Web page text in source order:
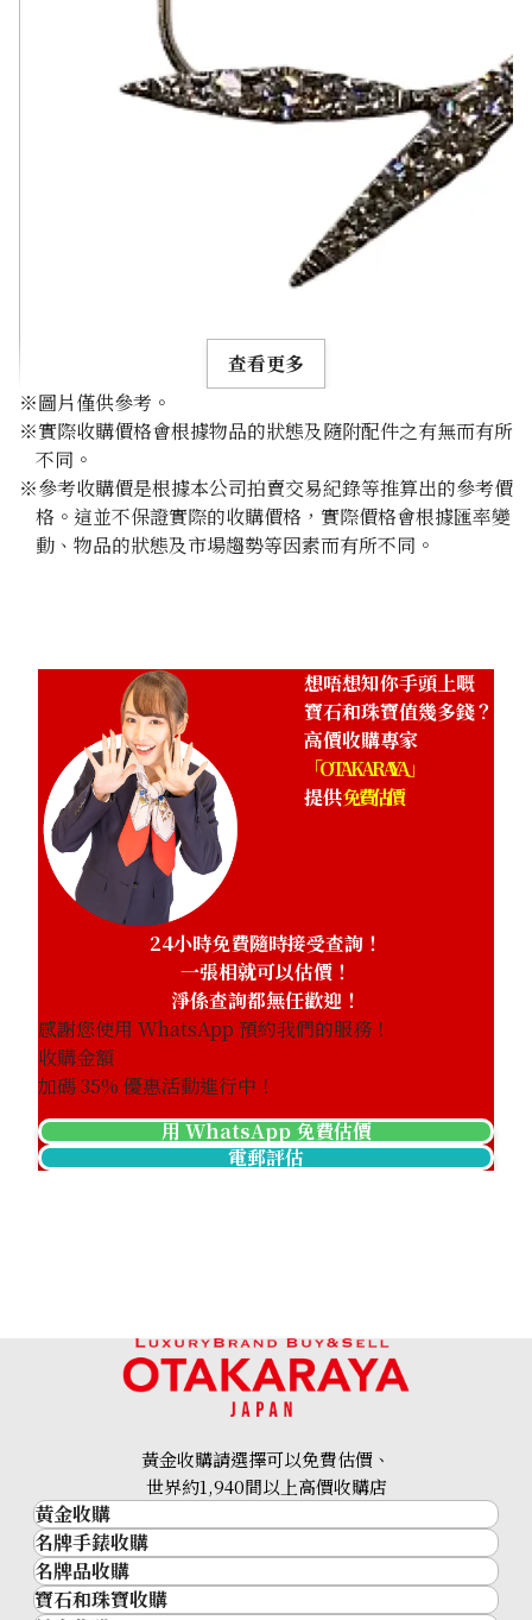
K18 brown diamond necklace
參考回收價
K18 brown diamond ring 1.00ct
參考回收價
HKD 7,617.32
查看更多
※圖片僅供參考。
※實際收購價格會根據物品的狀態及隨附配件之有無而有所
不同。
※參考收購價是根據本公司拍賣交易紀錄等推算出的參考價
格。這並不保證實際的收購價格，實際價格會根據匯率變
動、物品的狀態及市場趨勢等因素而有所不同。
想唔想知你手頭上嘅
寶石和珠寶值幾多錢？
高價收購專家
「OTAKARAYA」
提供免費估價
24小時免費隨時接受查詢！
一張相就可以估價！
淨係查詢都無任歡迎！
感謝您使用 WhatsApp 預約我們的服務！
收購金額
加碼35% 優惠活動進行中！
用 WhatsApp 免費估價
電郵評估
黃金收購請選擇可以免費估價、
世界約1,940間以上高價收購店
黃金收購
黃金･金條
金條
金幣及銀幣
名牌手錶收購
名牌手錶收購
勞力士 (Rolex)
名牌品收購
名牌品收購
寶石和珠寶收購